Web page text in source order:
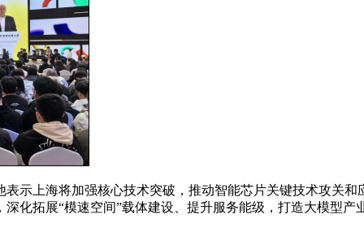
上海将加强核心技术突破，推动智能芯片关键技术攻关和
化拓展“模速空间”载体建设、提升服务能级，打造大模型